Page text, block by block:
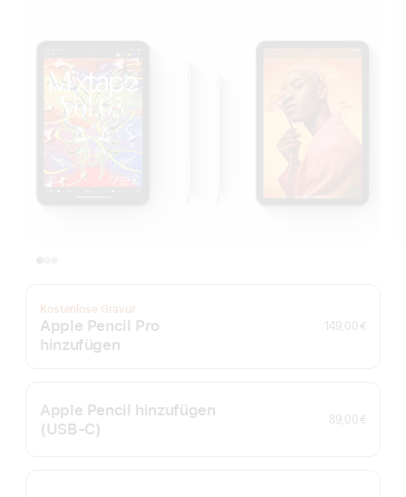
Kostenlose Gravur
Apple Pencil Pro
hinzufügen
149,00 €
Apple Pencil hinzufügen
(USB‑C)
89,00 €